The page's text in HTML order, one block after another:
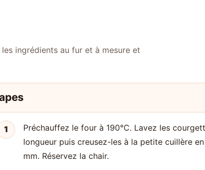
ingrédients au fur et à mesure et
1
Préchauffez le four à 190°C. Lavez les
longueur puis creusez-les à la petite cuillère
mm. Réservez la chair.